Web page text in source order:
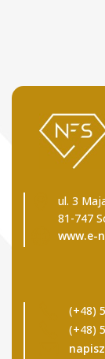
ul. 3
81-747
www.e-
(+48)
(+48)